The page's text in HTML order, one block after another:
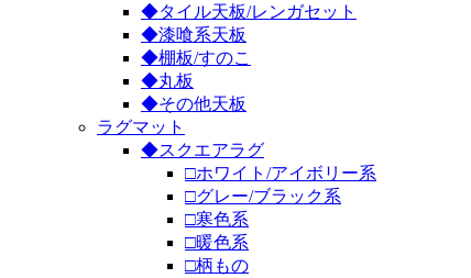
◆タイル天板/レンガセット
◆漆喰系天板
◆棚板/すのこ
◆丸板
◆その他天板
ラグマット
◆スクエアラグ
□ホワイト/アイボリー系
□グレー/ブラック系
□寒色系
□暖色系
□柄もの